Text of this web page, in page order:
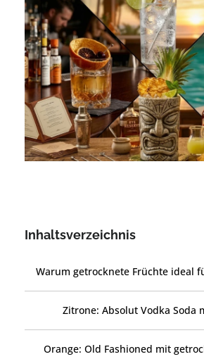
Inhaltsverzeichnis
Warum getrocknete Früchte ideal
Zitrone: Absolut Vodka Soda
Orange: Old Fashioned mit